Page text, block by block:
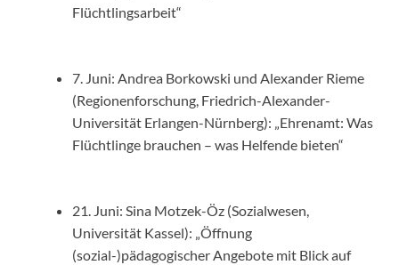
Flüchtlingsarbeit“
7. Juni: Andrea Borkowski und Alexander Rieme
(Regionenforschung, Friedrich-Alexander-
Universität Erlangen-Nürnberg): „Ehrenamt: Was
Flüchtlinge brauchen – was Helfende bieten“
21. Juni: Sina Motzek-Öz (Sozialwesen,
Universität Kassel): „Öffnung
(sozial-)pädagogischer Angebote mit Blick auf